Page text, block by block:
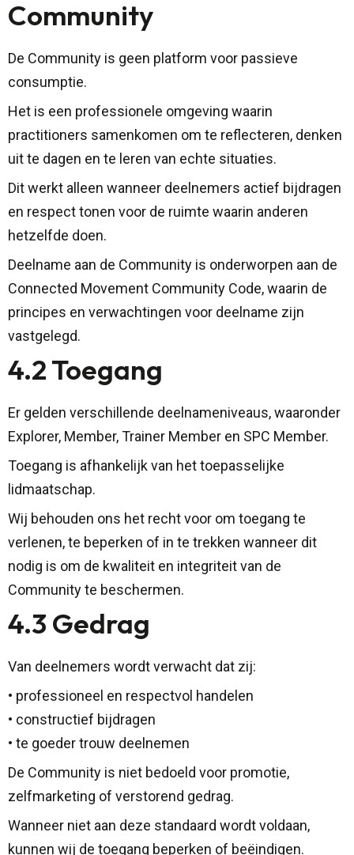
Community
De Community is geen platform voor passieve
consumptie.
Het is een professionele omgeving waarin
practitioners samenkomen om te reflecteren, denken
uit te dagen en te leren van echte situaties.
Dit werkt alleen wanneer deelnemers actief bijdragen
en respect tonen voor de ruimte waarin anderen
hetzelfde doen.
Deelname aan de Community is onderworpen aan de
Connected Movement Community Code, waarin de
principes en verwachtingen voor deelname zijn
vastgelegd.
4.2 Toegang
Er gelden verschillende deelnameniveaus, waaronder
Explorer, Member, Trainer Member en SPC Member.
Toegang is afhankelijk van het toepasselijke
lidmaatschap.
Wij behouden ons het recht voor om toegang te
verlenen, te beperken of in te trekken wanneer dit
nodig is om de kwaliteit en integriteit van de
Community te beschermen.
4.3 Gedrag
Van deelnemers wordt verwacht dat zij:
• professioneel en respectvol handelen
• constructief bijdragen
• te goeder trouw deelnemen
De Community is niet bedoeld voor promotie,
zelfmarketing of verstorend gedrag.
Wanneer niet aan deze standaard wordt voldaan,
kunnen wij de toegang beperken of beëindigen.